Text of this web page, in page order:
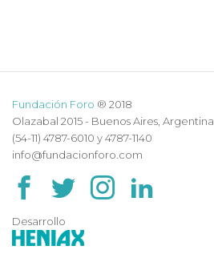
Fundación Foro ® 2018
Olazabal 2015 - Buenos Aires, Argentina
(54-11) 4787-6010 y 4787-1140
info@fundacionforo.com
Desarrollo